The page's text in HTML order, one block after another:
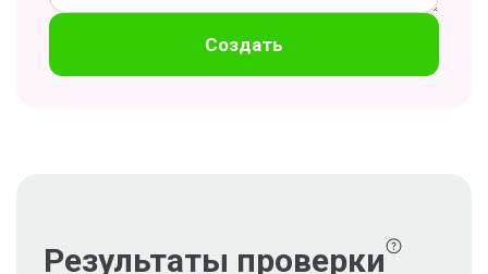
Создать
Результаты проверки